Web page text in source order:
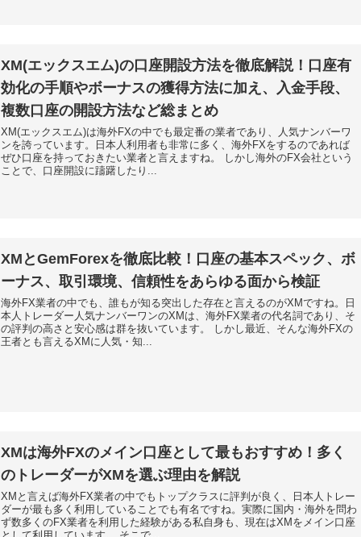
XM(エックスエム)の口座開設方法を徹底解説！口座有
効化の手順やボーナスの獲得方法に加え、入金手段、
複数口座の開設方法など総まとめ
XM(エックスエム)は海外FXの中でも最定番の業者であり、人気ナンバーワ
ンを誇っています。日本人利用者も非常に多く、海外FXをするのであれば
ぜひ口座を持っておきたい業者と言えますね。 しかし海外のFX会社という
ことで、口座開設に躊躇したり...
XMとGemForexを徹底比較！口座の基本スペック、ボ
ーナス、取引環境、信頼性をあらゆる面から検証
海外FX業者の中でも、誰もが知る突出した存在と言えるのがXMですね。日
本人トレーダー人気ナンバーワンのXMは、海外FX業者の代名詞であり、そ
の評判の高さと安心感は群を抜いています。 しかし最近、そんな海外FXの
王者とも言えるXMに人気・知...
XMは海外FXのメイン口座として最もおすすめ！多く
のトレーダーがXMを選ぶ理由を解説
XMと言えば海外FX業者の中でもトップクラスに評判が良く、日本人トレー
ダーが最も多く利用していることでも有名ですね。実際に国内・海外を問わ
ず数多くのFX業者を利用した経験がある私自身も、現在はXMをメイン口座